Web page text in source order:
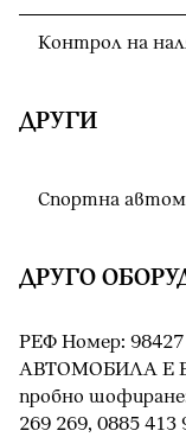
Контрол на
ДРУГИ
Спортна
ДРУГО
РЕФ Номер: 98427
АВТОМОБИЛА Е В
пробно
269 269, 0885 413